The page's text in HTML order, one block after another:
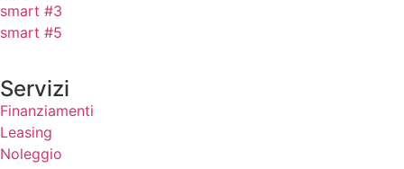
smart #3
smart #5
Servizi
Finanziamenti
Leasing
Noleggio